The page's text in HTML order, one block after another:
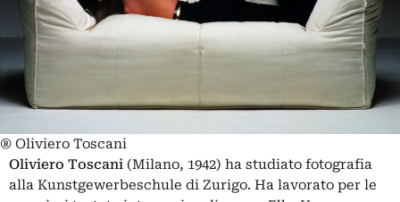
® Oliviero Toscani
Oliviero Toscani (Milano, 1942) ha studiato fotografia
alla Kunstgewerbeschule di Zurigo. Ha lavorato per le